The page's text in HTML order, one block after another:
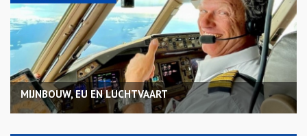
MIJNBOUW, EU EN LUCHTVAART